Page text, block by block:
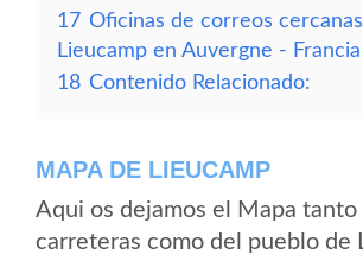
17 Oficinas de correos
Lieucamp en Auvergne - Francia
18 Contenido Relacionado:
MAPA DE LIEUCAMP
Aqui os dejamos el Mapa tanto
carreteras como del pueblo de